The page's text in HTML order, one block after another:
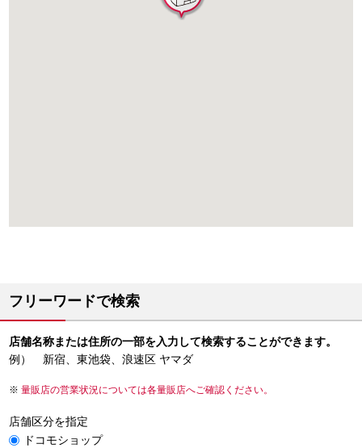
フリーワードで検索
店舗名称または住所の一部を入力して検索することができます。
例） 新宿、東池袋、浪速区 ヤマダ
量販店の営業状況については各量販店へご確認ください。
店舗区分を指定
ドコモショップ